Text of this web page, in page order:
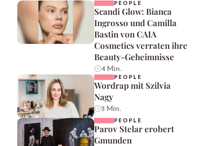
PEOPLE
Scandi Glow: Bianca
Ingrosso und Camilla
Bastin von CAIA
Cosmetics verraten ihre
Beauty-Geheimnisse
4 Min.
PEOPLE
Wordrap mit Szilvia
Nagy
3 Min.
PEOPLE
Parov Stelar erobert
Gmunden